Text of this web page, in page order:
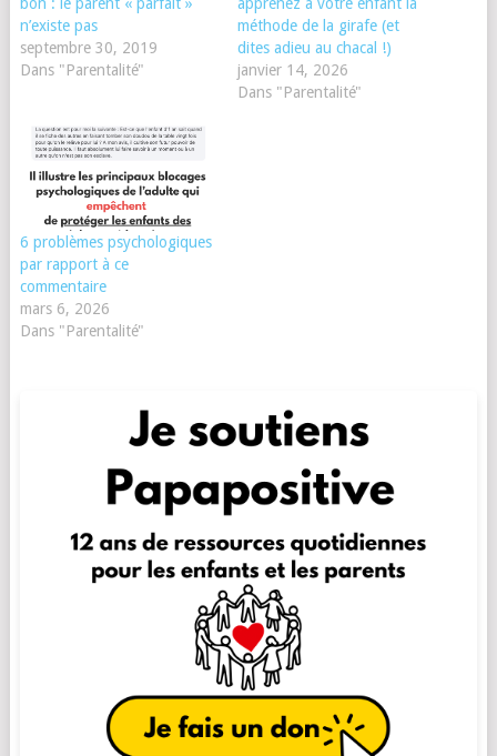
bon : le parent « parfait »
n’existe pas
septembre 30, 2019
Dans "Parentalité"
apprenez à votre enfant la
méthode de la girafe (et
dites adieu au chacal !)
janvier 14, 2026
Dans "Parentalité"
6 problèmes psychologiques
par rapport à ce
commentaire
mars 6, 2026
Dans "Parentalité"